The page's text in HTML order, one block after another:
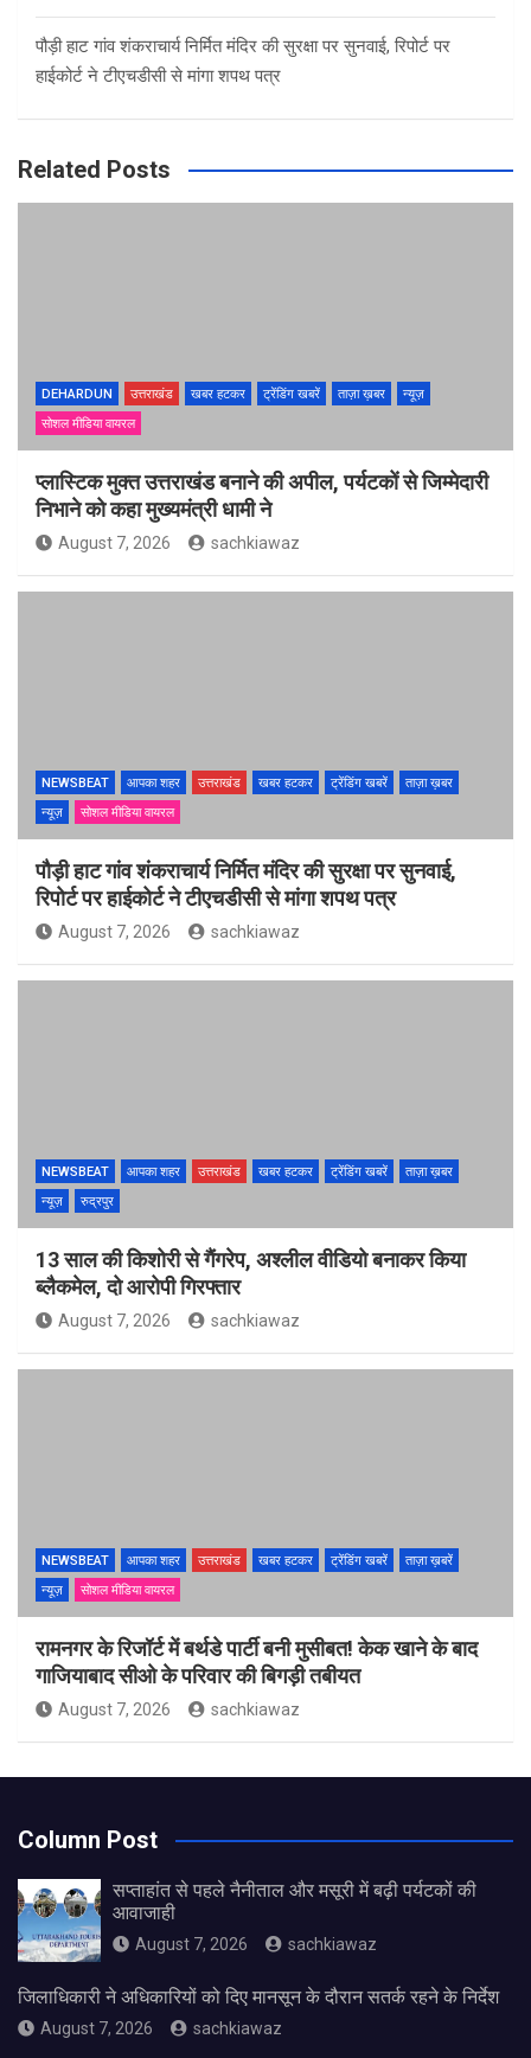
पौड़ी हाट गांव शंकराचार्य निर्मित मंदिर की सुरक्षा पर सुनवाई, रिपोर्ट पर
हाईकोर्ट ने टीएचडीसी से मांगा शपथ पत्र
Related Posts
DEHARDUN उत्तराखंड खबर हटकर ट्रेंडिंग खबरें ताज़ा ख़बर
न्यूज़
सोशल मीडिया वायरल
प्लास्टिक मुक्त उत्तराखंड बनाने की अपील, पर्यटकों से जिम्मेदारी
निभाने को कहा मुख्यमंत्री धामी ने
August 7, 2026 sachkiawaz
NEWSBEAT आपका शहर उत्तराखंड खबर हटकर ट्रेंडिंग खबरें
ताज़ा ख़बर
न्यूज़
सोशल मीडिया वायरल
पौड़ी हाट गांव शंकराचार्य निर्मित मंदिर की सुरक्षा पर सुनवाई,
रिपोर्ट पर हाईकोर्ट ने टीएचडीसी से मांगा शपथ पत्र
August 7, 2026 sachkiawaz
NEWSBEAT आपका शहर उत्तराखंड खबर हटकर ट्रेंडिंग खबरें
ताज़ा ख़बर
न्यूज़
रुद्रपुर
13 साल की किशोरी से गैंगरेप, अश्लील वीडियो बनाकर किया
ब्लैकमेल, दो आरोपी गिरफ्तार
August 7, 2026 sachkiawaz
NEWSBEAT आपका शहर उत्तराखंड खबर हटकर ट्रेंडिंग खबरें
ताज़ा ख़बरें
न्यूज़
सोशल मीडिया वायरल
रामनगर के रिजॉर्ट में बर्थडे पार्टी बनी मुसीबत! केक खाने के बाद
गाजियाबाद सीओ के परिवार की बिगड़ी तबीयत
August 7, 2026 sachkiawaz
Column Post
सप्ताहांत से पहले नैनीताल और मसूरी में बढ़ी पर्यटकों की
आवाजाही
August 7, 2026 sachkiawaz
जिलाधिकारी ने अधिकारियों को दिए मानसून के दौरान सतर्क रहने के निर्देश
August 7, 2026 sachkiawaz